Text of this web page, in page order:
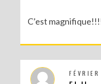
C’est